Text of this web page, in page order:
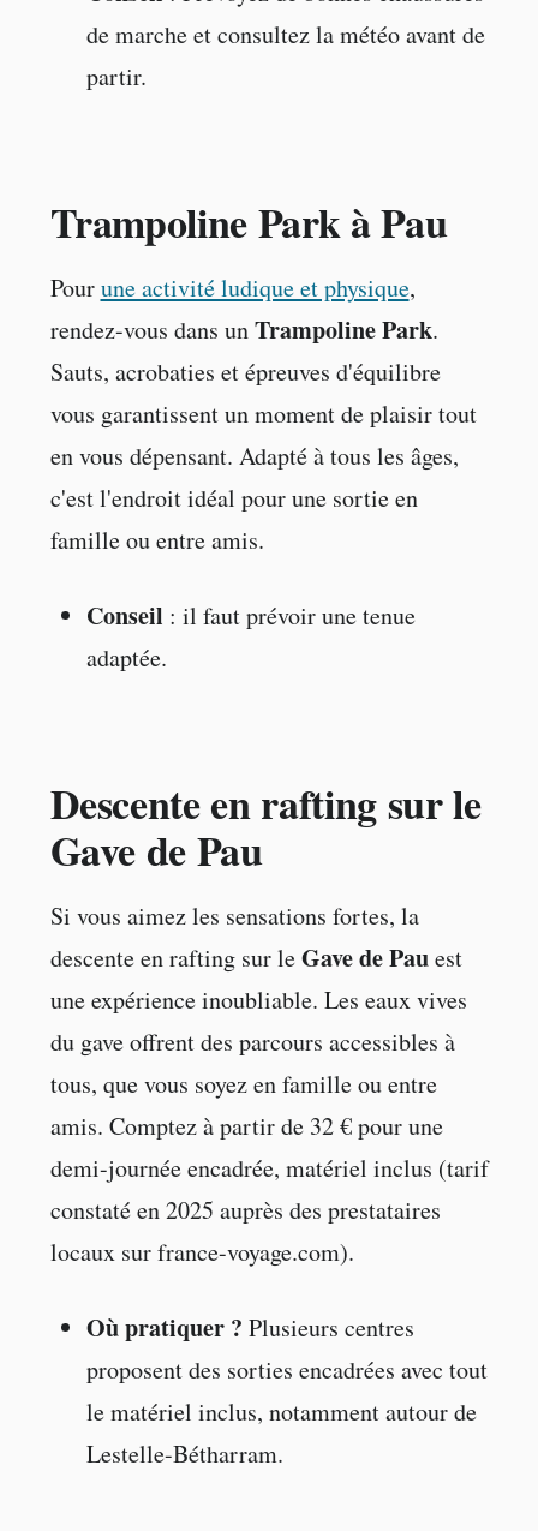
de marche et consultez la météo avant de
partir.
Trampoline Park à Pau
Pourune activité ludique et physique,
rendez-vous dans unTrampoline Park.
Sauts, acrobaties et épreuves d'équilibre
vous garantissent un moment de plaisir tout
en vous dépensant. Adapté à tous les âges,
c'est l'endroit idéal pour une sortie en
famille ou entre amis.
Conseil : il faut prévoir une tenue
adaptée.
Descente en rafting sur le
Gave de Pau
Si vous aimez les sensations fortes, la
descente en rafting sur leGave de Pauest
une expérience inoubliable. Les eaux vives
du gave offrent des parcours accessibles à
tous, que vous soyez en famille ou entre
amis. Comptez à partir de 32 € pour une
demi-journée encadrée, matériel inclus (tarif
constaté en 2025 auprès des prestataires
locaux sur france-voyage.com).
Où pratiquer ? Plusieurs centres
proposent des sorties encadrées avec tout
le matériel inclus, notamment autour de
Lestelle-Bétharram.